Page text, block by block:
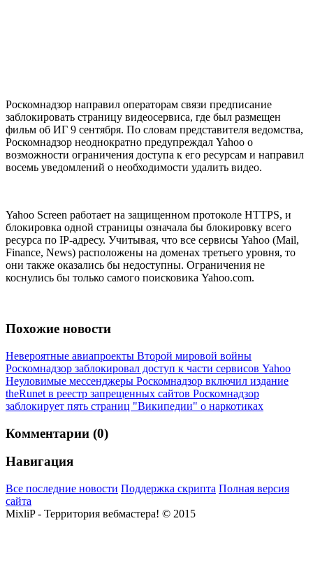
Роскомнадзор направил операторам связи предписание
заблокировать страницу видеосервиса, где был размещен
фильм об ИГ 9 сентября. По словам представителя ведомства,
Роскомнадзор неоднократно предупреждал Yahoo о
возможности ограничения доступа к его ресурсам и направил
восемь уведомлений о необходимости удалить видео.
Yahoo Screen работает на защищенном протоколе HTTPS, и
блокировка одной страницы означала бы блокировку всего
ресурса по IP-адресу. Учитывая, что все сервисы Yahoo (Mail,
Finance, News) расположены на доменах третьего уровня, то
они также оказались бы недоступны. Ограничения не
коснулись бы только самого поисковика Yahoo.com.
Похожие новости
Невероятные авиапроекты Второй мировой войны
Роскомнадзор заблокировал доступ к части сервисов Yahoo
Неуловимые мессенджеры Роскомнадзор включил издание
theRunet в реестр запрещенных сайтов Роскомнадзор
заблокирует пять страниц "Википедии" о наркотиках
Комментарии (0)
Навигация
Все последние новости Поддержка скрипта Полная версия
сайта
MixliP - Территория вебмастера! © 2015